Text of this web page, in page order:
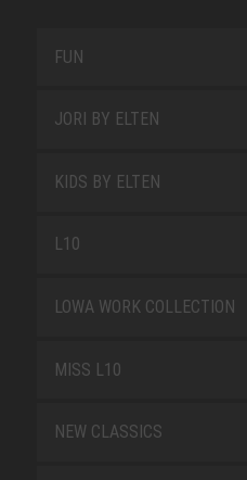
FUN
JORI BY ELTEN
KIDS BY ELTEN
L10
LOWA WORK COLLECTION
MISS L10
NEW CLASSICS